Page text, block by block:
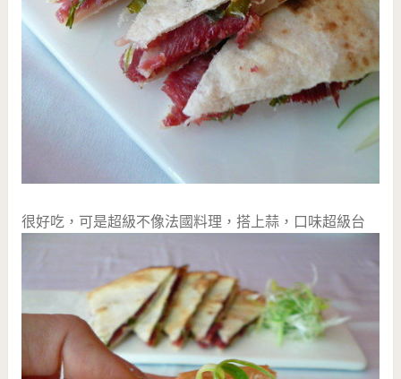
很好吃，可是超級不像法國料理，搭上蒜，口味超級台